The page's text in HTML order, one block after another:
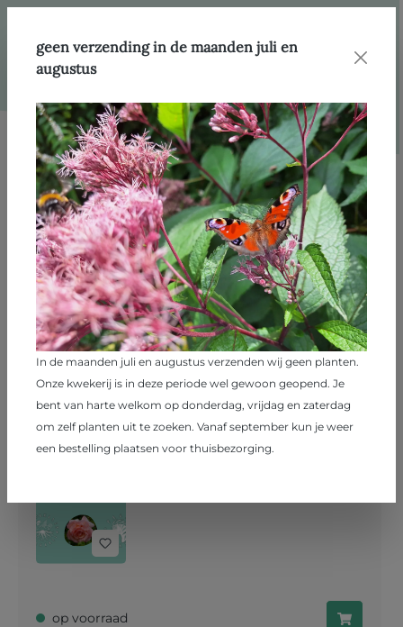
Filter
Filter
Cadeau- en
plantenbonnen
2
producten
Cadeaubon digitaal
op voorraad
geen verzending in de maanden juli en
augustus
In de maanden juli en augustus verzenden wij geen planten.
Onze kwekerij is in deze periode wel gewoon geopend. Je
bent van harte welkom op donderdag, vrijdag en zaterdag
om zelf planten uit te zoeken. Vanaf september kun je weer
een bestelling plaatsen voor thuisbezorging.